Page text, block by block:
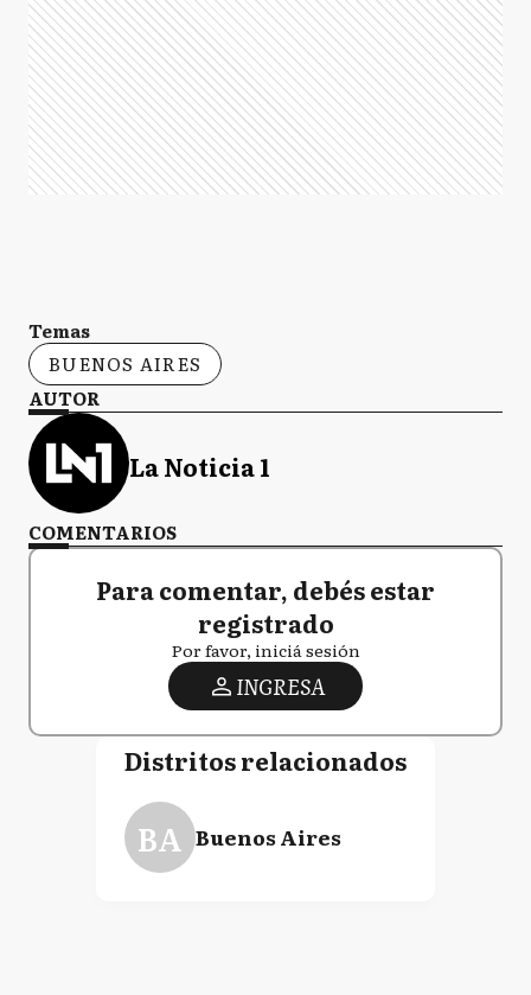
Temas
BUENOS AIRES
AUTOR
La Noticia 1
COMENTARIOS
Para comentar, debés estar
registrado
Por favor, iniciá sesión
INGRESA
Distritos relacionados
BA Buenos Aires